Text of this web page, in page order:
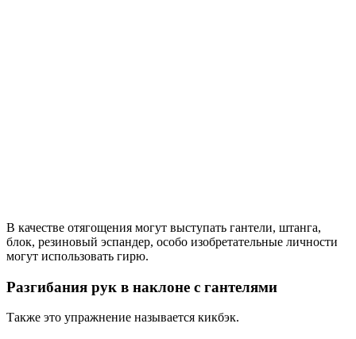
В качестве отягощения могут выступать гантели, штанга,
блок, резиновый эспандер, особо изобретательные личности
могут использовать гирю.
Разгибания рук в наклоне с гантелями
Также это упражнение называется кикбэк.